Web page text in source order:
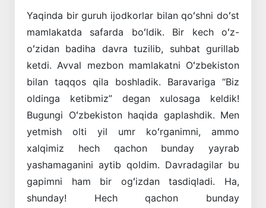
Yaqinda bir guruh ijodkorlar bilan qoʻshni doʻst
mamlakatda safarda boʻldik. Bir kech oʻz-
oʻzidan badiha davra tuzilib, suhbat gurillab
ketdi. Avval mezbon mamlakatni Oʻzbekiston
bilan taqqos qila boshladik. Baravariga “Biz
oldinga ketibmiz” degan xulosaga keldik!
Bugungi Oʻzbekiston haqida gaplashdik. Men
yetmish olti yil umr koʻrganimni, ammo
xalqimiz hech qachon bunday yayrab
yashamaganini aytib qoldim. Davradagilar bu
gapimni ham bir ogʻizdan tasdiqladi. Ha,
shunday! Hech qachon bunday